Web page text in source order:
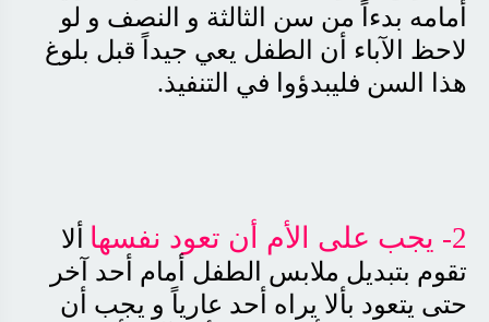
أمامه بدءاً من سن الثالثة و النصف و لو
لاحظ الآباء أن الطفل يعي جيداً قبل بلوغ
هذا السن فليبدؤوا في التنفيذ.
2- يجب على الأم أن تعود نفسها
ألا
تقوم بتبديل ملابس الطفل أمام أحد آخر
حتى يتعود بألا يراه أحد عارياً و يجب أن